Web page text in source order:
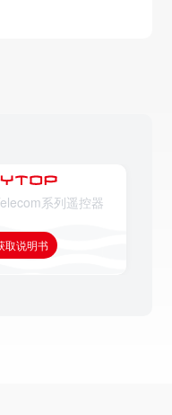
系列遥控器
取说明书